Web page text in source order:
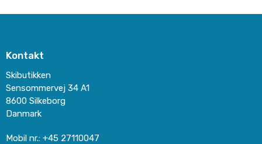
Kontakt
Skibutikken
Sensommervej 34 A1
8600 Silkeborg
Danmark
Mobil nr.: +45 27110047